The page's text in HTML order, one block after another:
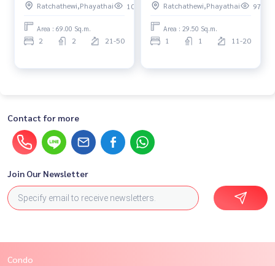
Ratchathewi,Phayathai 100
Area : 69.00 Sq.m.
2 2 21-50
Ratchathewi,Phayathai 97
Area : 29.50 Sq.m.
1 1 11-20
Contact for more
Join Our Newsletter
Condo